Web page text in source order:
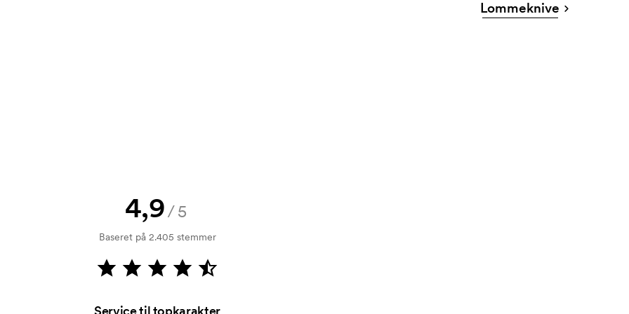
inden din bestilling bliver
Startomkostninger er et
ikke ved en gentagen
Lommeknive
4,9/5
Baseret på 2.405 stemmer